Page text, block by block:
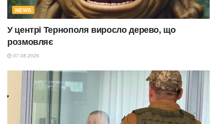
NEWS
У центрі Тернополя виросло дерево, що
розмовляє
07.08.2026